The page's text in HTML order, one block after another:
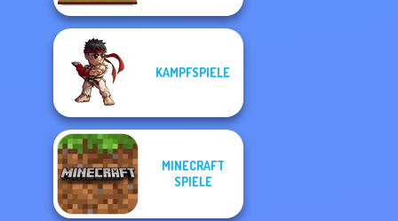
KAMPFSPIELE
MINECRAFT
SPIELE